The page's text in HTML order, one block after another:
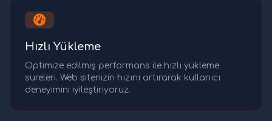
Hızlı Yükleme
Optimize edilmiş performans ile hızlı yükleme
süreleri. Web sitenizin hızını artırarak kullanıcı
deneyimini iyileştiriyoruz.